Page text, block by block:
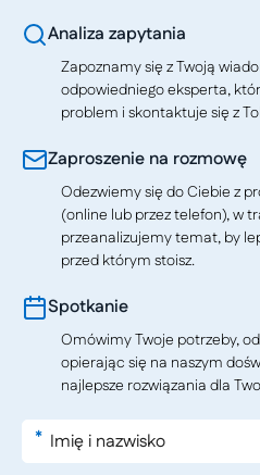
Analiza zapytania
Zapoznamy się z Twoją
odpowiedniego eksperta,
problem i skontaktuje się z
Zaproszenie na rozmowę
Odezwiemy się do Ciebie z
(online lub przez telefon), w
przeanalizujemy temat, by
przed którym stoisz.
Spotkanie
Omówimy Twoje potrzeby,
opierając się na naszym
najlepsze rozwiązania dla
*